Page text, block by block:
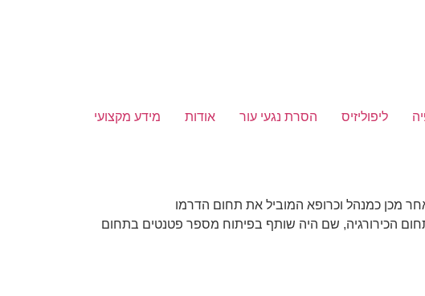
ליפוליזיס הסרת נגעי עור אודות מידע מקצועי
מכן כמנהל וכרופא המוביל את תחום הדרמו
הכירורגיה, שם היה שותף בפיתוח מספר פטנטים בתחום